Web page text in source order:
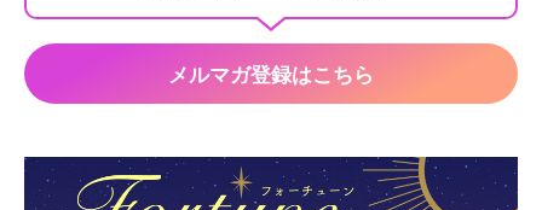
メルマガ登録はこちら